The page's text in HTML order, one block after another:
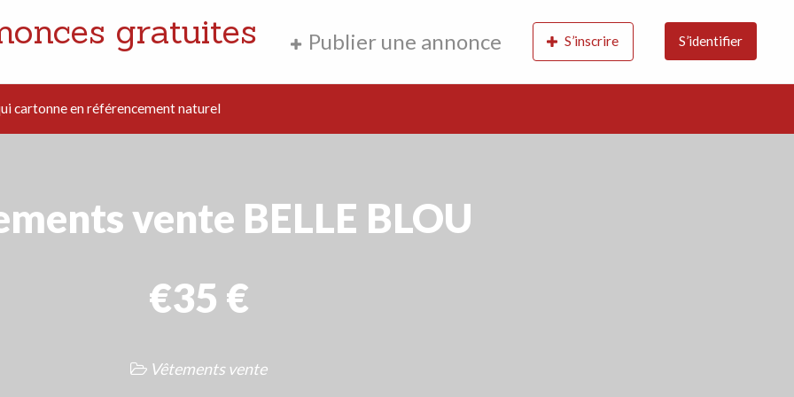
gratuites Publier une annonce S’inscrire S’identifier
cartonne en référencement naturel
vente BELLE BLOU
€35 €
Vêtements vente